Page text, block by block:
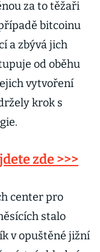
za to těžaři
bitcoinu
a zbývá jich
od oběhu
vytvoření
krok s
zde >>>
center pro
stalo
v opuštěné jižní